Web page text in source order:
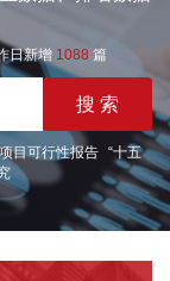
日新增 1088 篇
目可行性报告
“十五